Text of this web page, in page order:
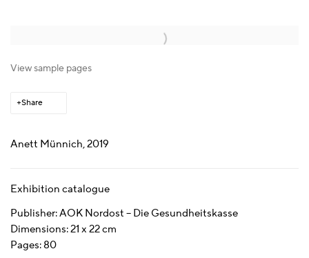
Open a larger version of the following image in a popup:
View sample pages
Share
Anett Münnich, 2019
Exhibition catalogue
Publisher: AOK Nordost – Die Gesundheitskasse
Dimensions: 21 x 22 cm
Pages: 80